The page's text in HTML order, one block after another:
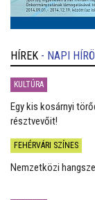
HÍREK - NAPI
KULTÚRA
Egy kis kosárnyi
résztvevőit!
FEHÉRVÁRI SZÍNES
Nemzetközi